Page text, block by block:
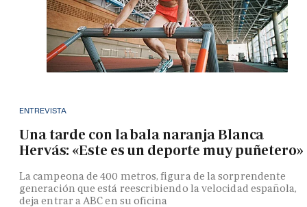
ENTREVISTA
Una tarde con la bala naranja Blanca
Hervás: «Este es un deporte muy puñetero»
La campeona de 400 metros, figura de la sorprendente
generación que está reescribiendo la velocidad española,
deja entrar a ABC en su oficina